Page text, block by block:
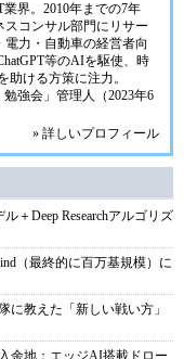
界。2010年までの7年
コンサル部門にリサー
力・自動車の経営者向
等のAIを駆使、時
ける方策に注力。
勉強会」管理人（2023年6
» 詳しいプロフィール
Deep Researchアルゴリズ
（最終的に百万基規模）に
に教えた「新しい戦い方」